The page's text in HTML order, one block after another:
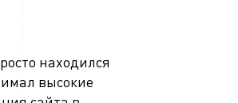
находился
высокие